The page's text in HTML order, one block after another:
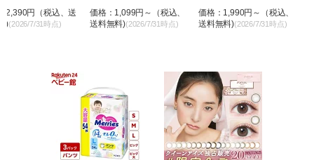
価格：1,099円～（税込、
送料無料)(2026/7/31時点)
価格：1,990円～（税込、
送料無料)(2026/7/31時点)
価格：1,990円（税込
料無料)(2026/7/31時点)